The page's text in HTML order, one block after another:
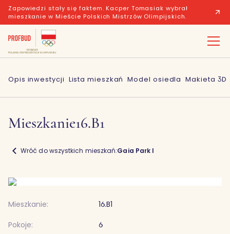
Zapowiedzi stały się faktem. Kacper Tomasiak wybrał
mieszkanie w Mieście Polskich Mistrzów Olimpijskich.
Opis inwestycji Lista mieszkań Model osiedla Makieta 3D
Mieszkanie16.B1
Wróć do wszystkich mieszkań:Gaia Park I
Mieszkanie:
16.B1
Pokoje:
6